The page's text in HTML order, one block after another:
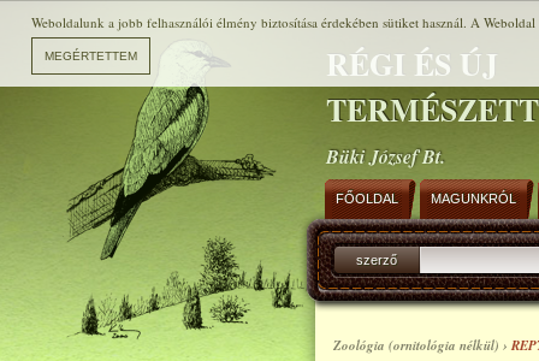
RÉGI ÉS ÚJ
Büki József Bt.
FŐOLDAL MAGUNKRÓL
szerző
Zoológia (ornitológia nélkül) ›
Weboldalunk a jobb felhasználói élmény biztosítása érdekében sütiket használ. A